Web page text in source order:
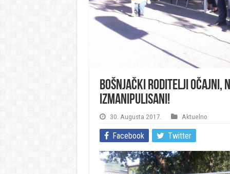
Bošnjački roditelji očajni,
izmanipulisani!
30. Augusta 2017. Aktuelno
Facebook Twitter